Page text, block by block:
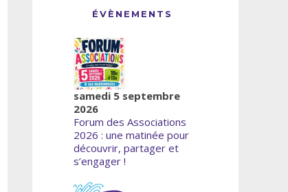
ÉVÈNEMENTS
samedi 5 septembre
2026
Forum des Associations
2026 : une matinée pour
découvrir, partager et
s’engager !